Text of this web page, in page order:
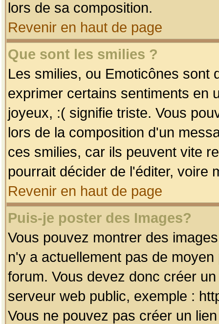
lors de sa composition.
Revenir en haut de page
Que sont les smilies ?
Les smilies, ou Emoticônes sont
exprimer certains sentiments en
joyeux, :( signifie triste. Vous
lors de la composition d'un
ces smilies, car ils peuvent vite
pourrait décider de l'éditer, voire
Revenir en haut de page
Puis-je poster des Images?
Vous pouvez montrer des
n'y a actuellement pas de
forum. Vous devez donc créer
serveur web public, exemple :
Vous ne pouvez pas créer un